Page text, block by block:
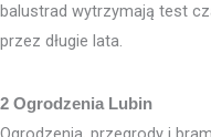
balustrad wytrzymają test
przez długie lata.
2 Ogrodzenia Lubin